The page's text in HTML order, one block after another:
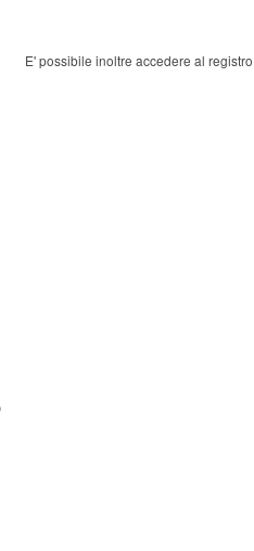
E' possibile inoltre accedere al